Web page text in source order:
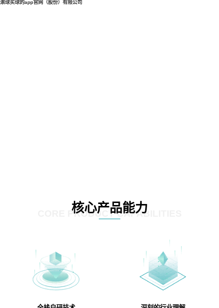
滚球买球的app官网（股份）有限公司
核心产品能力
CORE PRODUCT CAPABILITIES